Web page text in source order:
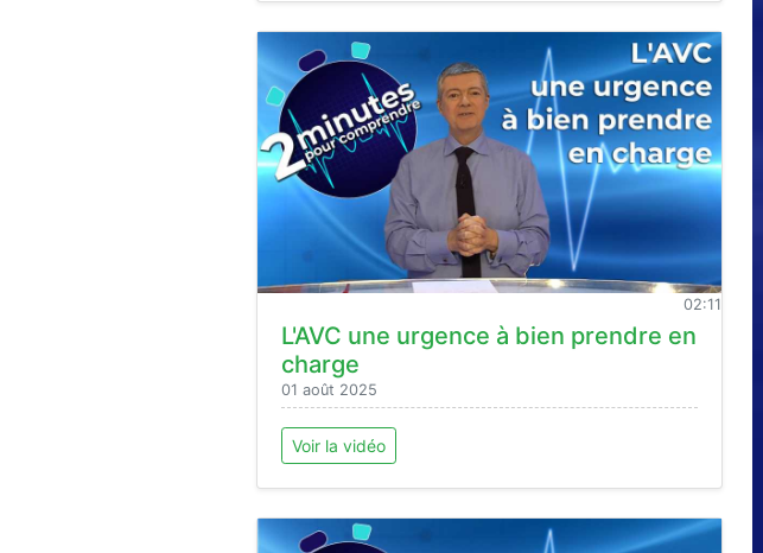
02:11
L'AVC une urgence à bien prendre en
charge
01 août 2025
Voir la vidéo